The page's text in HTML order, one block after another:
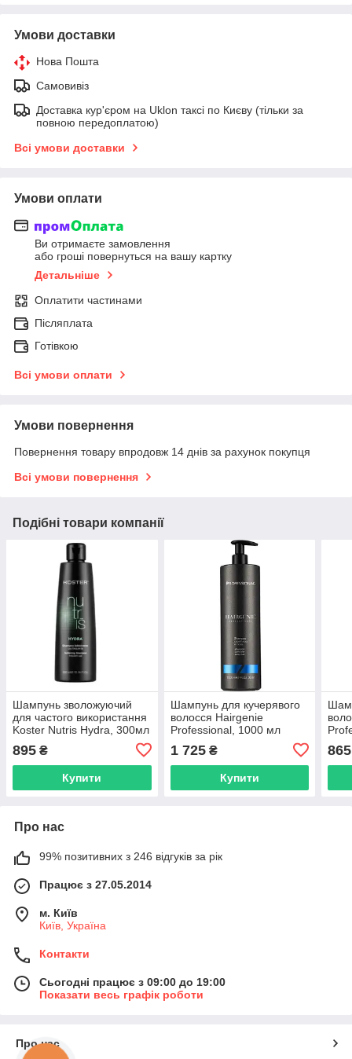
Умови доставки
Нова Пошта
Самовивіз
Доставка кур'єром на Uklon таксі по Києву (тільки за
повною передоплатою)
Всі умови доставки
Умови оплати
Ви отримаєте замовлення
або гроші повернуться на вашу картку
Детальніше
Оплатити частинами
Післяплата
Готівкою
Всі умови оплати
Умови повернення
Повернення товару впродовж 14 днів за рахунок покупця
Всі умови повернення
Подібні товари компанії
Шампунь зволожуючий
для частого використання
Koster Nutris Hydra, 300мл
895 ₴
Купити
Шампунь для кучерявого
волосся Hairgenie
Professional, 1000 мл
1 725₴
Купити
865
Про нас
99% позитивних з 246 відгуків за рік
Працює з 27.05.2014
м. Київ
Київ, Україна
Контакти
Сьогодні працює з 09:00 до 19:00
Показати весь графік роботи
Про нас